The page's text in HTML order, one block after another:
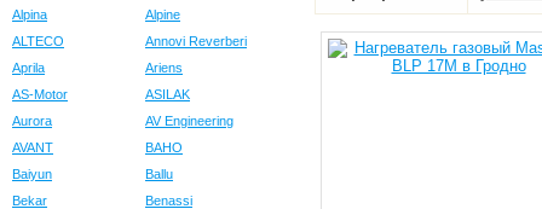
Alpina
Alpine
ALTECO
Annovi Reverberi
Aprila
Ariens
AS-Motor
ASILAK
Aurora
AV Engineering
AVANT
BAHO
Baiyun
Ballu
Bekar
Benassi